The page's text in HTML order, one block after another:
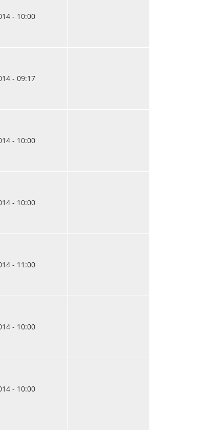
- 10:00
- 09:17
- 10:00
- 10:00
- 11:00
- 10:00
- 10:00